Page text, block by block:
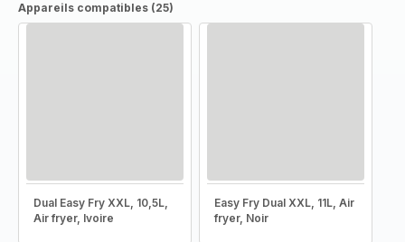
Appareils compatibles (25)
Dual Easy Fry XXL, 10,5L,
Air fryer, Ivoire
Easy Fry Dual XXL, 11L, Air
fryer, Noir